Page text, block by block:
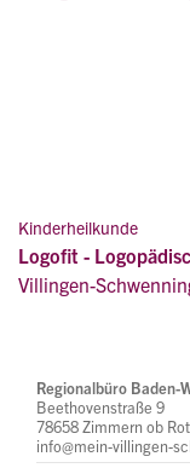
Kinderheilkunde
Logofit -
Villingen-
Regionalbüro Baden-
Beethovenstraße 9
78658 Zimmern ob
info@mein-villingen-